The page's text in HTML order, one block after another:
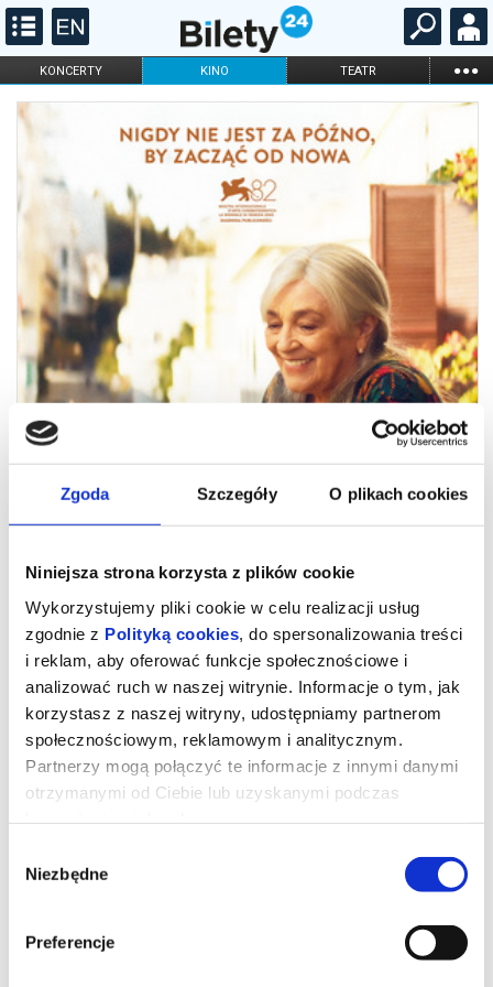
Zgoda Szczegóły O plikach cookies
Niniejsza strona korzysta z plików cookie
Wykorzystujemy pliki cookie w celu realizacji usług
zgodnie z Polityką cookies , do spersonalizowania treści
i reklam, aby oferować funkcje społecznościowe i
analizować ruch w naszej witrynie. Informacje o tym, jak
korzystasz z naszej witryny, udostępniamy partnerom
społecznościowym, reklamowym i analitycznym.
Partnerzy mogą połączyć te informacje z innymi danymi
otrzymanymi od Ciebie lub uzyskanymi podczas
zgody
Niezbędne
Preferencje
KONCERTY KINO TEATR ...
FILHARMONIA OPERA I BALET
ONLINE KARNETY
Drugie życie
Nigdy nie jest za późno, by zacząć od nowa. María Ángeles od 40
się z tym pogodzić. To, co początkowo wydaje się bolesną
koniecznością, nieoczekiwanie staje się jednak nowym
początkiem. W życiu Marii Ángeles pojawia się miejsce zarówno